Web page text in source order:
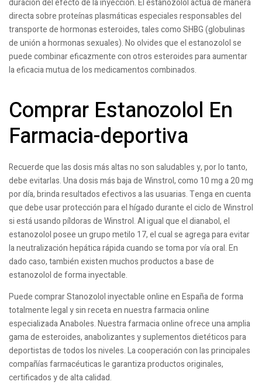
duración del efecto de la inyección. El estanozolol actúa de manera
directa sobre proteínas plasmáticas especiales responsables del
transporte de hormonas esteroides, tales como SHBG (globulinas
de unión a hormonas sexuales). No olvides que el estanozolol se
puede combinar eficazmente con otros esteroides para aumentar
la eficacia mutua de los medicamentos combinados.
Comprar Estanozolol En
Farmacia-deportiva
Recuerde que las dosis más altas no son saludables y, por lo tanto,
debe evitarlas. Una dosis más baja de Winstrol, como 10 mg a 20 mg
por día, brinda resultados efectivos a las usuarias. Tenga en cuenta
que debe usar protección para el hígado durante el ciclo de Winstrol
si está usando píldoras de Winstrol. Al igual que el dianabol, el
estanozolol posee un grupo metilo 17, el cual se agrega para evitar
la neutralización hepática rápida cuando se toma por vía oral. En
dado caso, también existen muchos productos a base de
estanozolol de forma inyectable.
Puede comprar Stanozolol inyectable online en España de forma
totalmente legal y sin receta en nuestra farmacia online
especializada Anaboles. Nuestra farmacia online ofrece una amplia
gama de esteroides, anabolizantes y suplementos dietéticos para
deportistas de todos los niveles. La cooperación con las principales
compañías farmacéuticas le garantiza productos originales,
certificados y de alta calidad.